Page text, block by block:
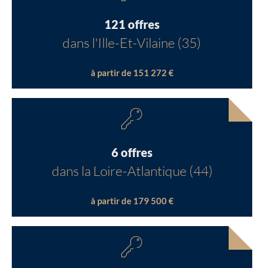
121 offres
dans l'Ille-Et-Vilaine (35)
à partir de 151 272 €
6 offres
dans la Loire-Atlantique (44)
à partir de 179 500 €